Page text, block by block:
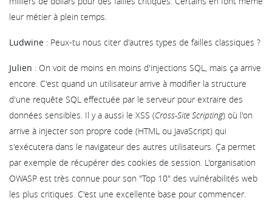
leur métier à plein temps.
Ludwine : Peux-tu nous citer d'autres types de failles classiques ?
Julien : On voit de moins en moins d'injections SQL, mais ça arrive
encore. C'est quand un utilisateur arrive à modifier la structure
d'une requête SQL effectuée par le serveur pour extraire des
données sensibles. Il y a aussi le XSS (Cross-Site Scripting) où l'on
arrive à injecter son propre code (HTML ou JavaScript) qui
s'exécutera dans le navigateur des autres utilisateurs. Ça permet
par exemple de récupérer des cookies de session. L'organisation
OWASP est très connue pour son "Top 10" des vulnérabilités web
les plus critiques. C'est une excellente base pour commencer.